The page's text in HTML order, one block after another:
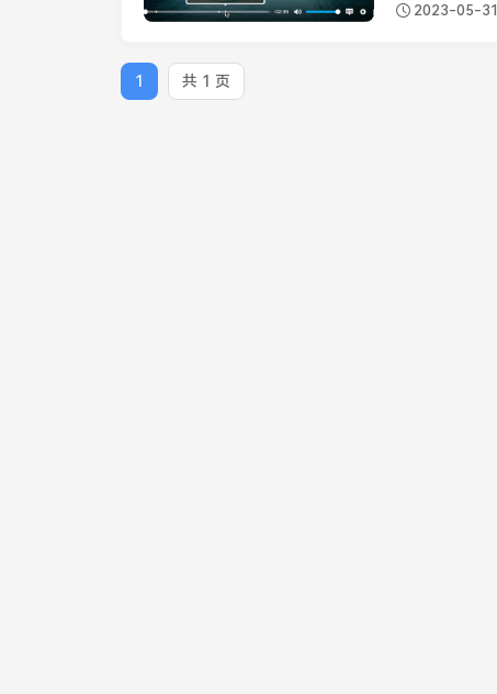
2023-05-31
1 共 1 页